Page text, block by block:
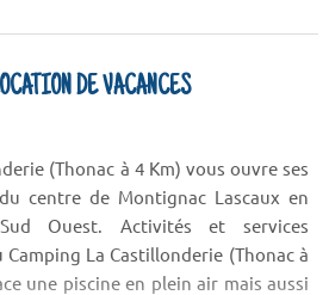
DE VACANCES
(Thonac à 4 Km) vous ouvre ses
centre de Montignac Lascaux en
Ouest. Activités et services
La Castillonderie (Thonac à
une piscine en plein air mais aussi